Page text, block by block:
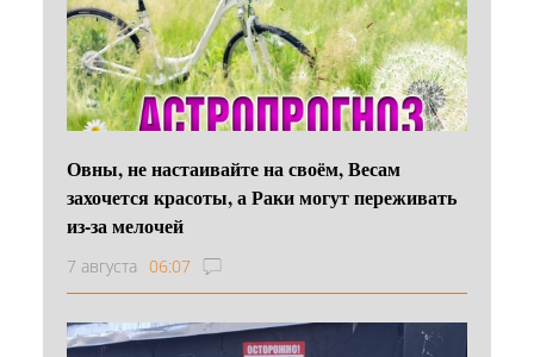
Овны, не настаивайте на своём, Весам
захочется красоты, а Раки могут переживать
из-за мелочей
7 августа 06:07